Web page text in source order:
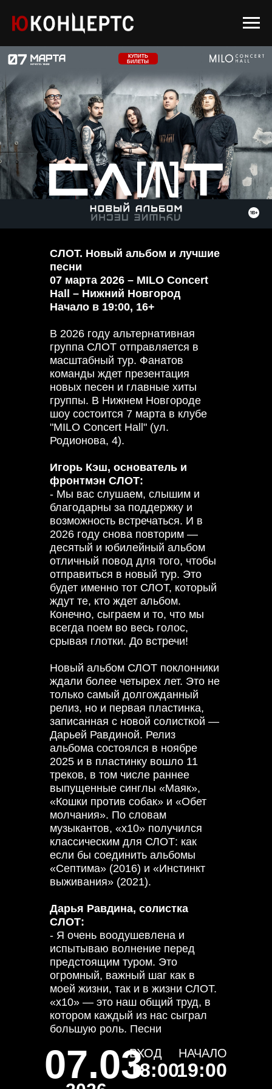
КУПИТЬ
БИЛЕТЫ
СЛОТ. Новый альбом и лучшие
песни
07 марта 2026 – MILO Concert
Hall – Нижний Новгород
Начало в 19:00, 16+
В 2026 году альтернативная
группа СЛОТ отправляется в
масштабный тур. Фанатов
команды ждет презентация
новых песен и главные хиты
группы. В Нижнем Новгороде
шоу состоится 7 марта в клубе
"MILO Concert Hall" (ул.
Родионова, 4).
Игорь Кэш, основатель и
фронтмэн СЛОТ:
- Мы вас слушаем, слышим и
благодарны за поддержку и
возможность встречаться. И в
2026 году снова повторим —
десятый и юбилейный альбом
отличный повод для того, чтобы
отправиться в новый тур. Это
будет именно тот СЛОТ, который
ждут те, кто ждет альбом.
Конечно, сыграем и то, что мы
всегда поем во весь голос,
срывая глотки. До встречи!
Новый альбом СЛОТ поклонники
ждали более четырех лет. Это не
только самый долгожданный
релиз, но и первая пластинка,
записанная с новой солисткой —
Дарьей Равдиной. Релиз
альбома состоялся в ноябре
2025 и в пластинку вошло 11
треков, в том числе раннее
выпущенные синглы «Маяк»,
«Кошки против собак» и «Обет
молчания». По словам
музыкантов, «х10» получился
классическим для СЛОТ: как
если бы соединить альбомы
«Септима» (2016) и «Инстинкт
выживания» (2021).
Дарья Равдина, солистка
СЛОТ:
- Я очень воодушевлена и
испытываю волнение перед
предстоящим туром. Это
огромный, важный шаг как в
моей жизни, так и в жизни СЛОТ.
«х10» — это наш общий труд, в
котором каждый из нас сыграл
большую роль. Песни
Я уверена, что каждый из
слушателей найдет для себя
«свою» особенную песню. Очень
18:00
ВХОД
19:00
НАЧАЛО
07.03